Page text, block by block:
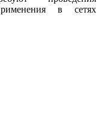
в сетях